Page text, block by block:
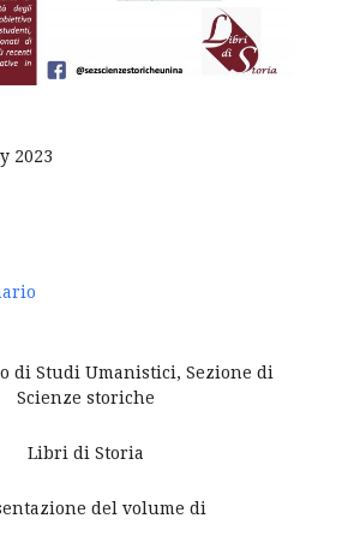
2023
di Studi Umanistici, Sezione di
Scienze storiche
Libri di Storia
del volume di